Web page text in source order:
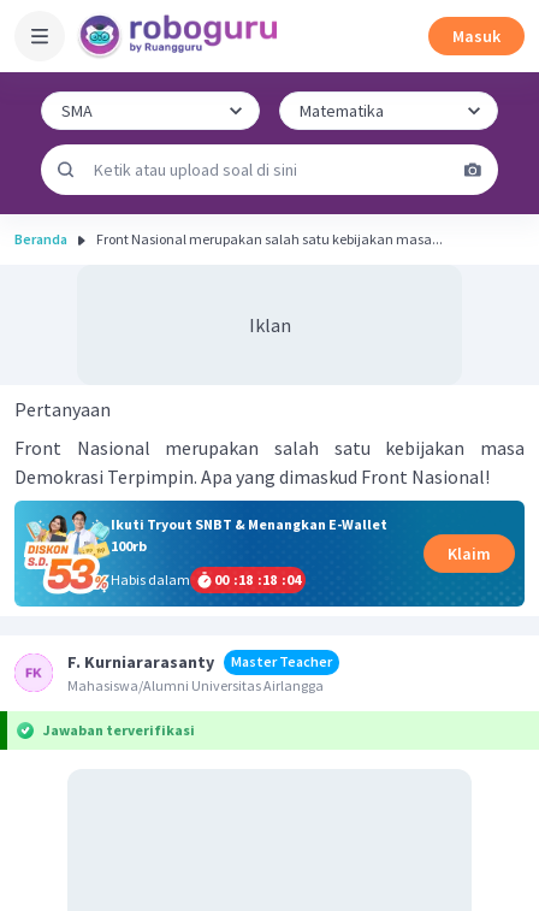
Masuk
Beranda Front Nasional merupakan salah satu kebijakan masa...
Iklan
Pertanyaan
Front Nasional merupakan salah satu kebijakan masa
Demokrasi Terpimpin. Apa yang dimaskud Front Nasional!
Ikuti Tryout SNBT & Menangkan E-Wallet
100rb
Habis dalam
00 :18 :18 :04
Klaim
F. Kurniararasanty
Master Teacher
Mahasiswa/Alumni Universitas Airlangga
Jawaban terverifikasi